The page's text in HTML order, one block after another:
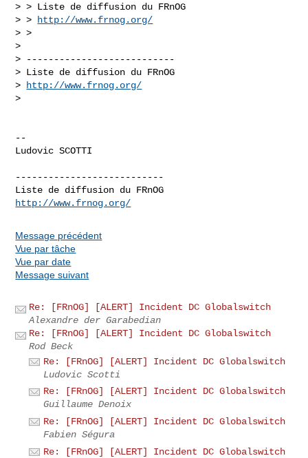
> > Liste de diffusion du FRnOG
> >
http://www.frnog.org/
> >
>
> ---------------------------
> Liste de diffusion du FRnOG
>
http://www.frnog.org/
>
--
Ludovic SCOTTI
---------------------------
http://www.frnog.org/
Message précédent
Vue par tâche
Vue par date
Message suivant
Re: [FRnOG] [ALERT] Incident DC Globalswitch
Alexandre der Garabedian
Re: [FRnOG] [ALERT] Incident DC Globalswitch
Rod Beck
Re: [FRnOG] [ALERT] Incident DC Globalswitch
Ludovic Scotti
Re: [FRnOG] [ALERT] Incident DC Globalswitch
Guillaume Denoix
Re: [FRnOG] [ALERT] Incident DC Globalswitch
Fabien Ségura
Re: [FRnOG] [ALERT] Incident DC Globalswitch